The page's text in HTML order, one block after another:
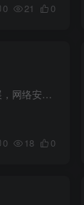
0 21 0
随着互联网的普及和信息技术的快速发展，网络安全问题日益成为全球关注的焦点。近年来，网络犯罪活动日趋复杂，网络攻击事件频频发生，从政府机构到企业公司，都面临着严峻的网络安全挑战。因此...
0 18 0